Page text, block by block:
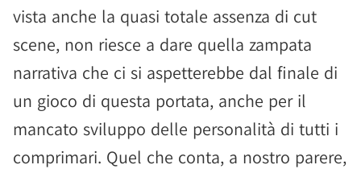
vista anche la quasi totale assenza di cut
scene, non riesce a dare quella zampata
narrativa che ci si aspetterebbe dal finale di
un gioco di questa portata, anche per il
mancato sviluppo delle personalità di tutti i
comprimari. Quel che conta, a nostro parere,